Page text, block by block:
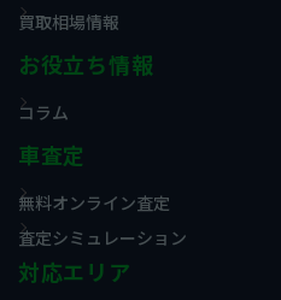
買取相場情報
お役立ち情報
コラム
車査定
無料オンライン査定
査定シミュレーション
対応エリア